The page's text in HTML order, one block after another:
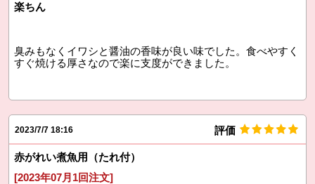
楽ちん
臭みもなくイワシと醤油の香味が良い味でした。食べやすく
すぐ焼ける厚さなので楽に支度ができました。
2023/7/7 18:16 評価
赤がれい煮魚用（たれ付）
[2023年07月1回注文]